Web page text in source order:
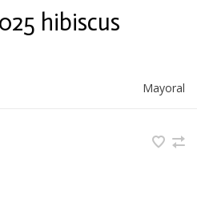
hibiscus
Mayoral